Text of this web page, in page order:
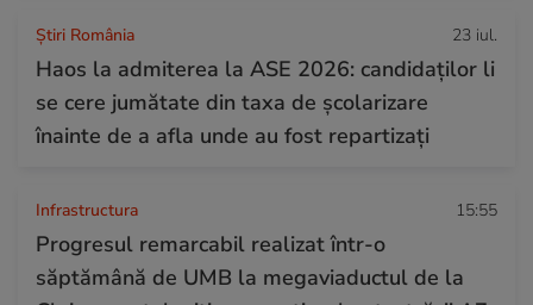
Știri România 23 iul.
Haos la admiterea la ASE 2026: candidaților li
se cere jumătate din taxa de școlarizare
înainte de a afla unde au fost repartizați
Infrastructura 15:55
Progresul remarcabil realizat într-o
săptămână de UMB la megaviaductul de la